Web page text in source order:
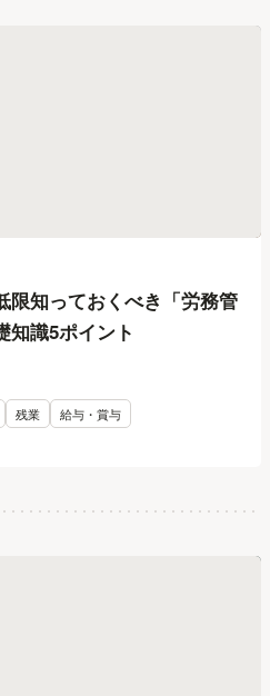
限知っておくべき「労務管
知識5ポイント
残業 給与・賞与